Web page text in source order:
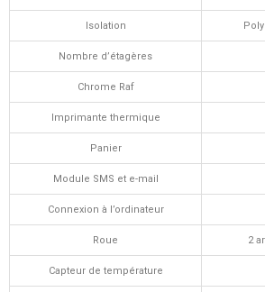
Isolation
Nombre d’étagères
Chrome Raf
Imprimante thermique
Panier
Module SMS et e-mail
Connexion à l’ordinateur
Roue 2
Capteur de température